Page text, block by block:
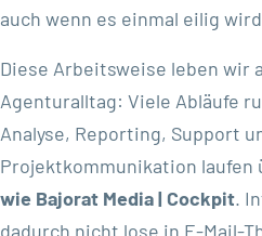
auch wenn es einmal eilig
Diese Arbeitsweise leben wir
Agenturalltag: Viele Abläufe
Analyse, Reporting, Support
Projektkommunikation laufen
wie Bajorat Media | Cockpit.
dadurch nicht lose in E-Mail-